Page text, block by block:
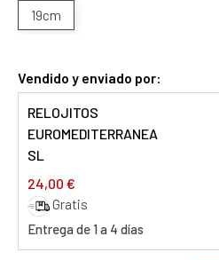
19cm
Vendido y enviado por:
RELOJITOS
EUROMEDITERRANEA
SL
24,00 €
Gratis
Entrega de 1 a 4 días